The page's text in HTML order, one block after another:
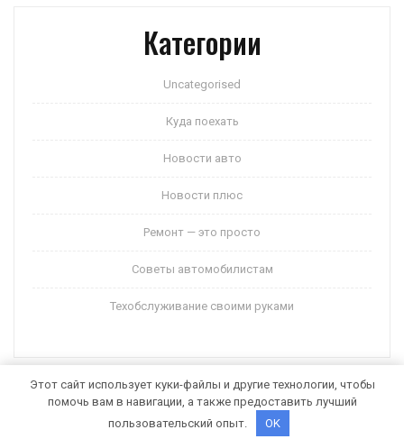
Категории
Uncategorised
Куда поехать
Новости авто
Новости плюс
Ремонт — это просто
Советы автомобилистам
Техобслуживание своими руками
Auto Motors WordPress Theme от Themespride
Этот сайт использует куки-файлы и другие технологии, чтобы
помочь вам в навигации, а также предоставить лучший
пользовательский опыт.
OK